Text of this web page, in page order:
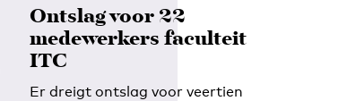
Ontslag voor 22
medewerkers faculteit
ITC
Er dreigt ontslag voor veertien